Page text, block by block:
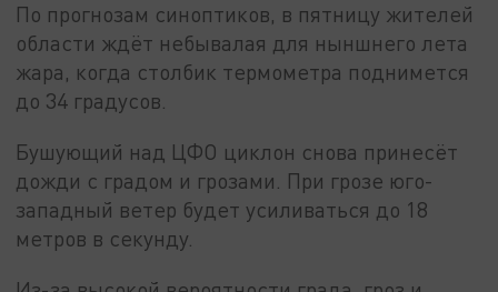
По прогнозам синоптиков, в пятницу жителей
области ждёт небывалая для ныншнего лета
жара, когда столбик термометра поднимется
до 34 градусов.
Бушующий над ЦФО циклон снова принесёт
дожди с градом и грозами. При грозе юго-
западный ветер будет усиливаться до 18
метров в секунду.